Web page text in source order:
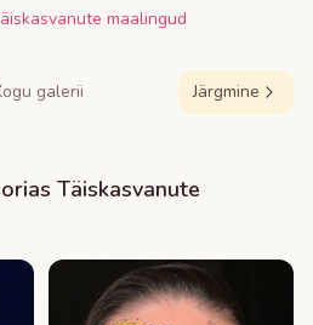
maalingud
galerii Järgmine
Täiskasvanute